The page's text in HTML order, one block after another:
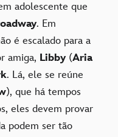
adolescente que
. Em
é escalado para a
amiga, Libby (Aria
. Lá, ele se reúne
), que há tempos
eles devem provar
podem ser tão